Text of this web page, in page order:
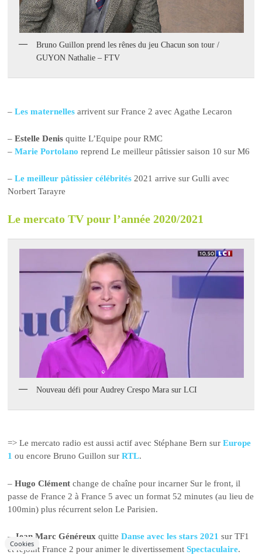
Bruno Guillon prend les rênes du jeu Chacun son tour /
GUYON Nathalie – FTV
–Les maternelles arrivent sur France 2 avec Agathe Lecaron
–Estelle Denis quitte L’Equipe pour RMC
– Marie Portolano reprend Le meilleur pâtissier saison 10 sur M6
–Le meilleur pâtissier célébrités 2021 arrive sur Gulli avec
Norbert Tarayre
Le mercato TV pour l’année 2020/2021
Nouveau défi pour Audrey Crespo Mara sur LCI
=> Le mercato radio est aussi actif avec Stéphane Bern surEurope
1 ou encore Bruno Guillon sur RTL.
– Hugo Clément change de chaîne pour incarner Sur le front, il
passe de France 2 à France 5 avec un format 52 minutes (au lieu de
100min) plus récurrent selon Le Parisien.
– Jean Marc Généreux quitteDanse avec les stars 2021 sur TF1
et rejoint France 2 pour animer le divertissementSpectaculaire.
Cookies